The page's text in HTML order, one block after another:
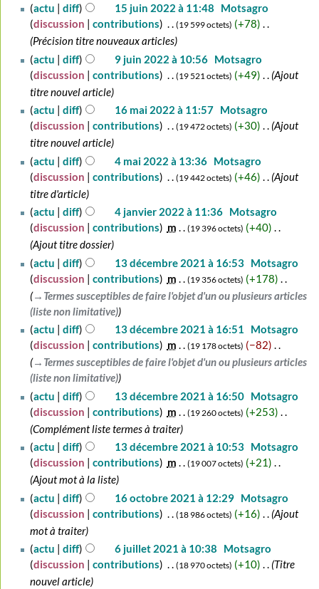
A
u
c
n
r
é
s
u
m
é
d
e
s
m
o
i
f
i
c
a
t
i
o
n
s
actu diff 15 juin 2022 à 11:48
Motsagro
discussion
contributions 19 599 octets +78
Précision titre nouveaux articles
juin
2022
actu diff 9 juin 2022 à 10:56‎ Motsagro
discussion
contributions 19 521 octets +49
Ajout
titre nouvel article
16
mai
2022
actu diff 16 mai 2022 à 11:57‎ Motsagro
discussion
contributions 19 472 octets +30
Ajout
titre nouvel article
mai
2022
actu diff 4 mai 2022 à 13:36‎ Motsagro
discussion
contributions 19 442 octets +46
Ajout
titre d'article
janvier
2022
actu diff 4 janvier 2022 à 11:36‎ Motsagro
discussion
contributions m 19 396 octets +40
Ajout titre dossier
13
décembre
2021
actu diff 13 décembre 2021 à 16:53‎ Motsagro
discussion
contributions m 19 356 octets +178
→‎Termes susceptibles de faire l'objet d'un ou plusieurs articles
(liste non limitative)
actu
diff 13 décembre 2021 à 16:51
Motsagro
discussion
contributions m 19 178 octets −82
→‎Termes susceptibles de faire l'objet d'un ou plusieurs articles
(liste non limitative)
actu
diff 13 décembre 2021 à 16:50‎ Motsagro
discussion
contributions m 19 260 octets +253
Complément liste termes à traiter
actu
diff 13 décembre 2021 à 10:53‎ Motsagro
discussion
contributions m 19 007 octets +21
Ajout mot à la liste
16
octobre
2021
actu diff 16 octobre 2021 à 12:29‎ Motsagro
discussion
contributions 18 986 octets +16
Ajout
mot à traiter
juillet
2021
actu diff 6 juillet 2021 à 10:38
Motsagro
discussion
contributions 18 970 octets +10
Titre
nouvel article